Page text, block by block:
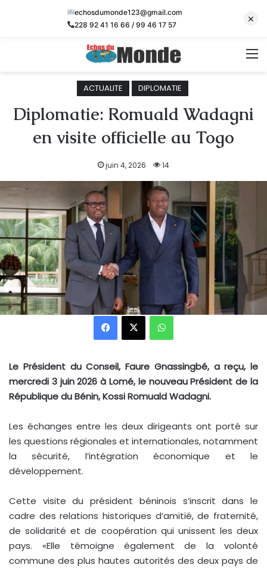
ACTUALITE DIPLOMATIE
Diplomatie: Romuald Wadagni
en visite officielle au Togo
juin 4, 2026 14
Facebook X WhatsApp
Le Président du Conseil, Faure Gnassingbé, a reçu, le
mercredi 3 juin 2026 à Lomé, le nouveau Président de la
République du Bénin, Kossi Romuald Wadagni.
Les échanges entre les deux dirigeants ont porté sur
les questions régionales et internationales, notamment
la sécurité, l’intégration économique et le
développement.
Cette visite du président béninois s’inscrit dans le
cadre des relations historiques d’amitié, de fraternité,
de solidarité et de coopération qui unissent les deux
pays. «Elle témoigne également de la volonté
commune des plus hautes autorités des deux pays de
echosdumonde123@gmail.com
228 92 41 16 66 / 99 46 17 57
×